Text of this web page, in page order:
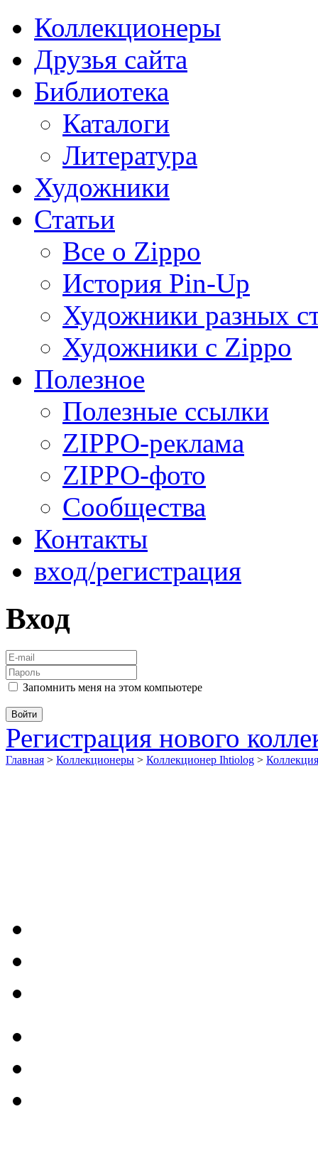
Коллекционеры
Друзья сайта
Библиотека
Каталоги
Литература
Художники
Статьи
Все о Zippo
История Pin-Up
Художники разных
Художники с Zippo
Полезное
Полезные ссылки
ZIPPO-реклама
ZIPPO-фото
Сообщества
Контакты
вход/регистрация
Вход
Запомнить меня на этом компьютере
Регистрация нового
Главная > Коллекционеры > Коллекционер Ihtiolog >